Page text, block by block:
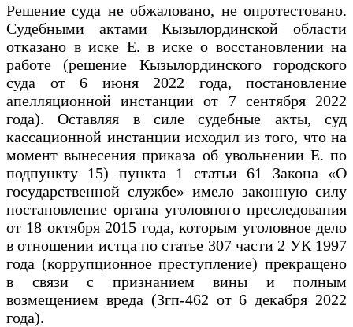
Решение суда не обжаловано, не опротестовано.
Судебными актами Кызылординской области
отказано в иске Е. в иске о восстановлении на
работе (решение Кызылординского городского
суда от 6 июня 2022 года, постановление
апелляционной инстанции от 7 сентября 2022
года). Оставляя в силе судебные акты, суд
кассационной инстанции исходил из того, что на
момент вынесения приказа об увольнении Е. по
подпункту 15) пункта 1 статьи 61 Закона «О
государственной службе» имело законную силу
постановление органа уголовного преследования
от 18 октября 2015 года, которым уголовное дело
в отношении истца по статье 307 части 2 УК 1997
года (коррупционное преступление) прекращено
в связи с признанием вины и полным
возмещением вреда (3гп-462 от 6 декабря 2022
года).